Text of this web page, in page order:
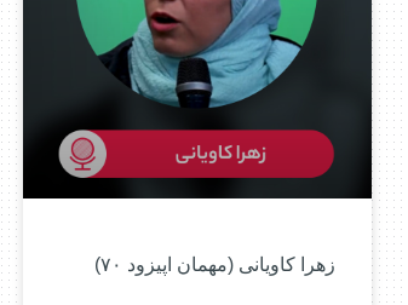
زهرا کاویانی (مهمان اپیزود ۷۰)